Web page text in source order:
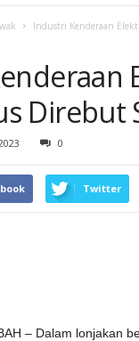
Industri Kenderaan
Direbut
0
Twitter
– Dalam lonjakan